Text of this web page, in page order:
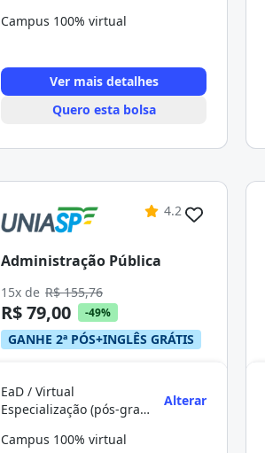
Campus 100% virtual
Ver mais detalhes
Quero esta bolsa
4.2
Administração Pública
15x de R$ 155,76
R$ 79,00 -49%
GANHE 2ª PÓS+INGLÊS GRÁTIS
EaD / Virtual
Especialização (pós-graduação)
Alterar
Campus 100% virtual